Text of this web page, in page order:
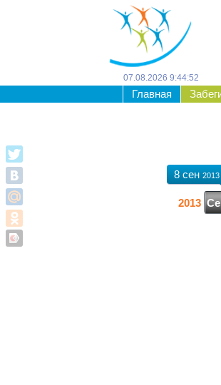
07 08 2026 9:44:52
Главная
2013
8 сен 2013